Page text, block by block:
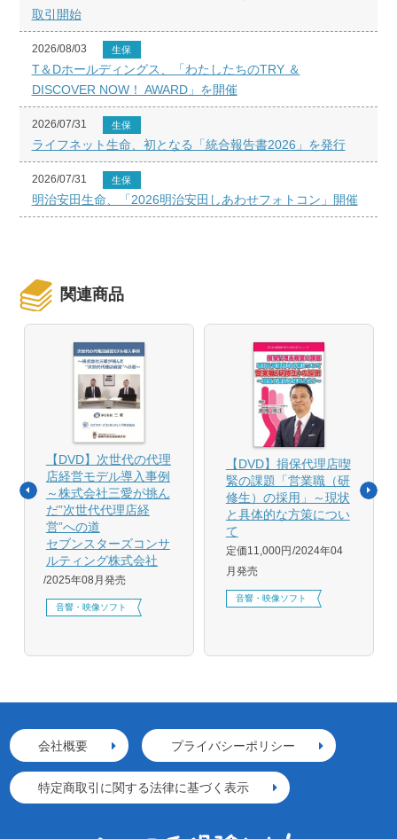
取引開始
2026/08/03 生保
T＆Dホールディングス、「わたしたちのTRY ＆
DISCOVER NOW！ AWARD」を開催
2026/07/31 生保
ライフネット生命、初となる「統合報告書2026」を発行
2026/07/31 生保
明治安田生命、「2026明治安田しあわせフォトコン」開催
関連商品
【DVD】次世代の代理
店経営モデル導入事例
～株式会社三愛が挑ん
だ”次世代代理店経
営”への道
セブンスターズコンサ
ルティング株式会社
2025年08月発売
音響・映像ソフト
【DVD】損保代理店喫
緊の課題「営業職（研
修生）の採用」～現状
と具体的な方策につい
て
定価11,000円 2024年04
月発売
音響・映像ソフト
会社概要 プライバシーポリシー
特定商取引に関する法律に基づく表示